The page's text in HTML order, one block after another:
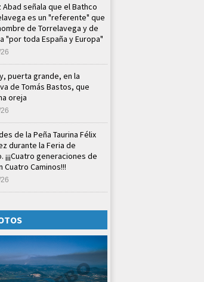
Abad señala que el Bathco
es un "referente" que
de Torrelavega y de
"por toda España y Europa"
puerta grande, en la
de Tomás Bastos, que
oreja
de la Peña Taurina Félix
durante la Feria de
¡¡¡Cuatro generaciones de
Cuatro Caminos!!!